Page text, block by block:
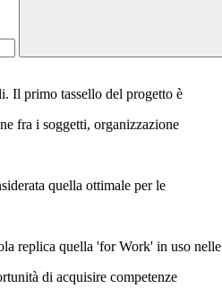
Il primo tassello del progetto è
fra i soggetti, organizzazione
quella ottimale per le
replica quella 'for Work' in uso nelle
di acquisire competenze